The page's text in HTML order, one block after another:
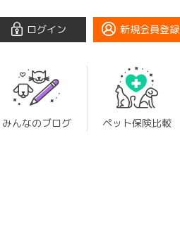
ログイン 新規会員登録
みんなのブログ ペット保険比較